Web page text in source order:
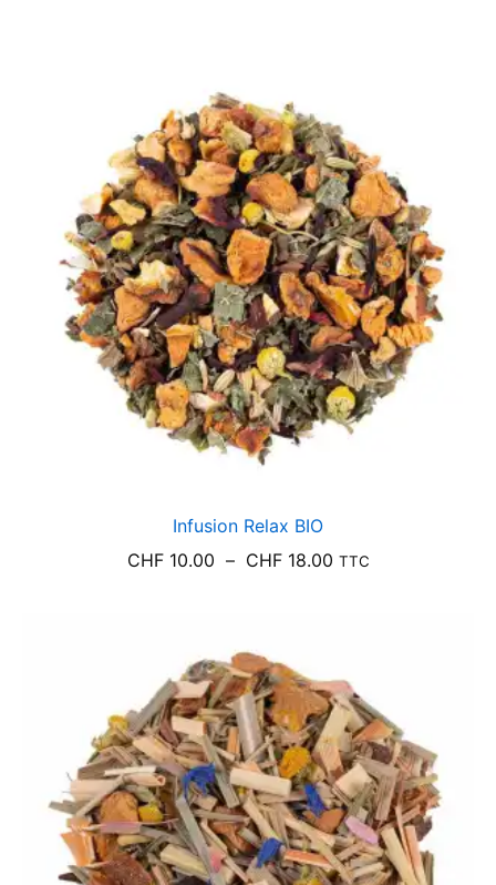
CHF 18.00
Infusion Relax BIO
CHF10.00 – CHF18.00Plage
à
CHF 18.00
TTC